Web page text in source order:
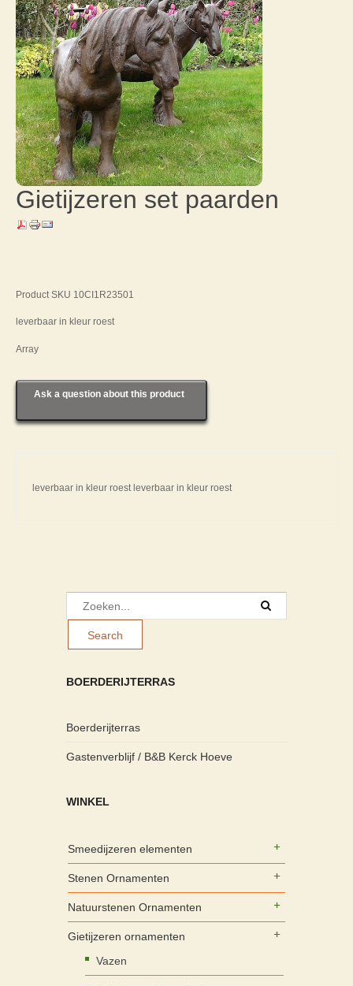
Gietijzeren set paarden
Product SKU 10CI1R23501
leverbaar in kleur roest
Array
Ask a question about this product
leverbaar in kleur roest leverbaar in kleur roest
BOERDERIJTERRAS
Boerderijterras
Gastenverblijf / B&B Kerck Hoeve
WINKEL
Smeedijzeren elementen
Stenen Ornamenten
Natuurstenen Ornamenten
Gietijzeren ornamenten
Vazen